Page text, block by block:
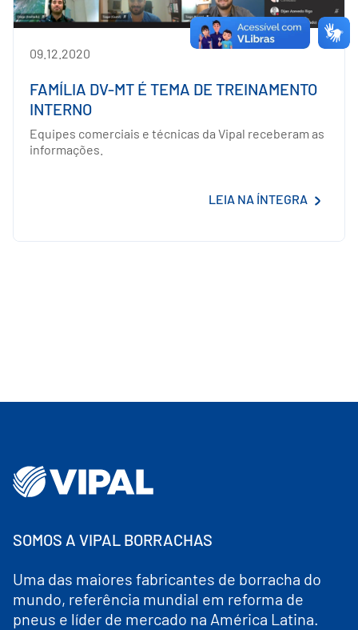
09.12.2020
FAMÍLIA DV-MT É TEMA DE TREINAMENTO
INTERNO
Equipes comerciais e técnicas da Vipal receberam as
informações.
LEIA NA ÍNTEGRA
SOMOS A VIPAL BORRACHAS
Uma das maiores fabricantes de borracha do
mundo, referência mundial em reforma de
pneus e líder de mercado na América Latina.